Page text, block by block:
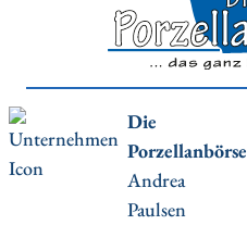
Die
Porzellanbörse
Andrea
Paulsen